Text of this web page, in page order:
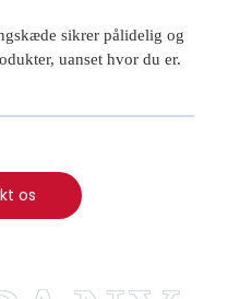
sikrer pålidelig og
uanset hvor du er.
os